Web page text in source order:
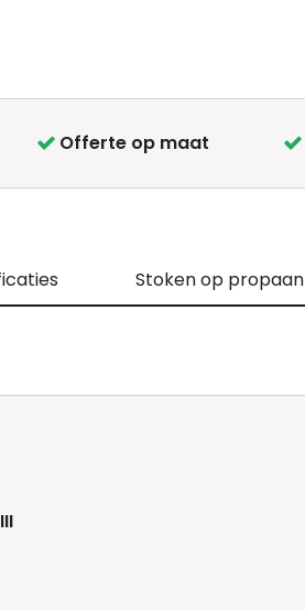
Offerte op maat
Stoken op propaan